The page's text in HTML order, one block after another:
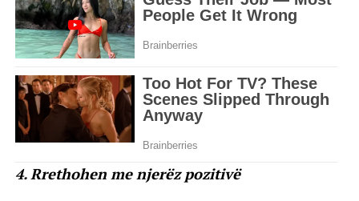
4. Rrethohen me njerëz pozitivë